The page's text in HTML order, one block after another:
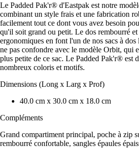
Le Padded Pak'r® d'Eastpak est notre
combinant un style frais et une fabrication
facilement tout ce dont vous avez besoin
qu'il soit grand ou petit. Le dos rembourré et
ergonomiques en font l'un de nos sacs à
ne pas confondre avec le modèle Orbit, qui
plus petite de ce sac. Le Padded Pak'r® est
nombreux coloris et motifs.
Dimensions (Long x Larg x Prof)
40.0 cm x 30.0 cm x 18.0 cm
Compléments
Grand compartiment principal, poche à zip
rembourré confortable, sangles épaules